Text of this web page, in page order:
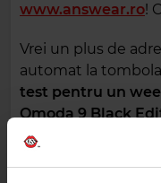
www.answear.ro!
Vrei un plus de
automat la
test pentru un
Omoda 9 Black
fiecare zi, așa că îți